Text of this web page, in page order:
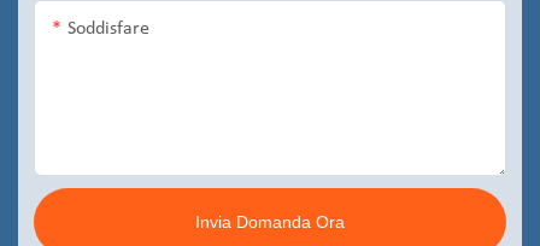
Soddisfare
Invia Domanda Ora